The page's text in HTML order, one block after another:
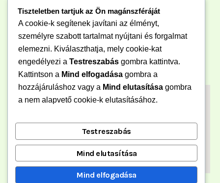
Tiszteletben tartjuk az Ön magánszféráját
A cookie-k segítenek javítani az élményt,
személyre szabott tartalmat nyújtani és forgalmat
elemezni. Kiválaszthatja, mely cookie-kat
engedélyezi a Testreszabás gombra kattintva.
Kattintson a Mind elfogadása gombra a
hozzájáruláshoz vagy a Mind elutasítása gombra
a nem alapvető cookie-k elutasításához.
Testreszabás
Mind elutasítása
Mind elfogadása